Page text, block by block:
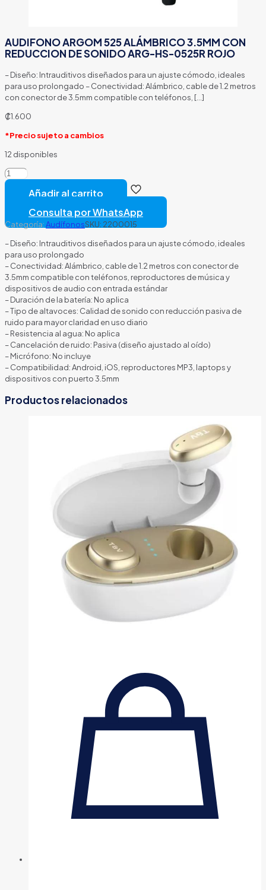
AUDIFONO ARGOM 525 ALÁMBRICO 3.5MM CON
REDUCCION DE SONIDO ARG-HS-0525R ROJO
– Diseño: Intrauditivos diseñados para un ajuste cómodo, ideales
para uso prolongado – Conectividad: Alámbrico, cable de 1.2 metros
con conector de 3.5mm compatible con teléfonos, […]
₡1.600
*Precio sujeto a cambios
12 disponibles
AUDIFONO
ARGOM
CON
REDUCCION
DE
SONIDO
ARG-
HS-
0525R
ROJO
cantidad
Añadir al carrito
Consulta por WhatsApp
Categoría:AudífonosSKU: 2200015
– Diseño: Intrauditivos diseñados para un ajuste cómodo, ideales
para uso prolongado
– Conectividad: Alámbrico, cable de 1.2 metros con conector de
3.5mm compatible con teléfonos, reproductores de música y
dispositivos de audio con entrada estándar
– Duración de la batería: No aplica
– Tipo de altavoces: Calidad de sonido con reducción pasiva de
ruido para mayor claridad en uso diario
– Resistencia al agua: No aplica
– Cancelación de ruido: Pasiva (diseño ajustado al oído)
– Micrófono: No incluye
– Compatibilidad: Android, iOS, reproductores MP3, laptops y
dispositivos con puerto 3.5mm
Productos relacionados